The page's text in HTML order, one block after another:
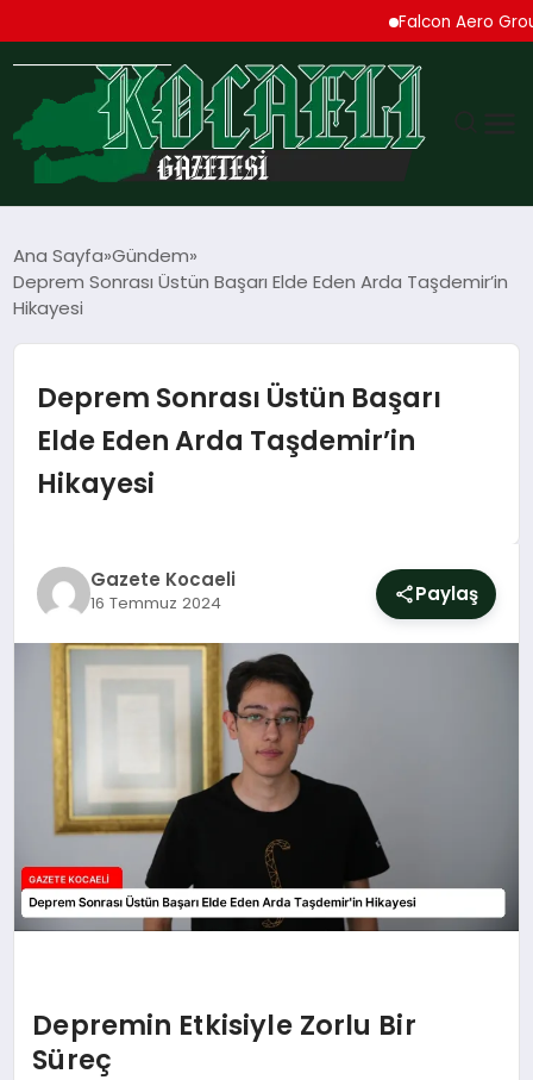
Falcon Aero Group,
TEKNOLOJI
SPOR
MAGAZIN
YAŞAM
DÜNYA
EĞITIM
Ana Sayfa Gündem
Deprem Sonrası Üstün Başarı Elde Eden Arda Taşdemir’in
Hikayesi
Deprem Sonrası Üstün Başarı
Elde Eden Arda Taşdemir’in
Hikayesi
Gazete Kocaeli
16 Temmuz 2024 Paylaş
Depremin Etkisiyle Zorlu Bir
Süreç